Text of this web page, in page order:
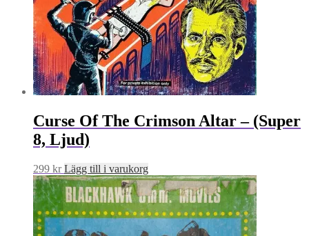
Curse Of The Crimson Altar – (Super
8, Ljud)
299 kr Lägg till i varukorg